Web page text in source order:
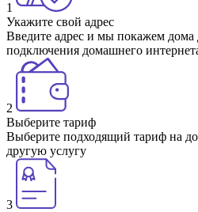
1
Укажите свой адрес
Введите адрес и мы покажем дома
подключения домашнего
2
Выберите тариф
Выберите подходящий тариф на
другую услугу
3